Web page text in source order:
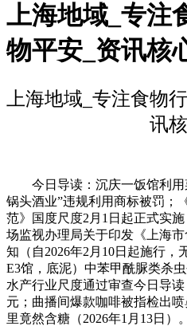
上海地域_专注
物平安_资讯核
上海地域_专注食物
讯
今日导读：沉庆一饭馆利用
锅头酒业”违规利用商标被罚；
范》国度尺度2月1日起正式实
场监视办理局关于印发《上海
知（自2026年2月10日起施行，
E3馆，底泥）中苯甲酰脲类杀
水产行业尺度通过审查今日导
元；曲播间爆款咖啡被指检出
里竟然含糖（2026年1月13日）。